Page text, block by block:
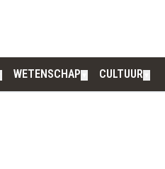
WETENSCHAP CULTUUR